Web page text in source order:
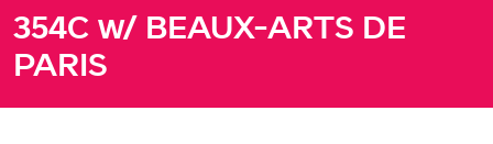
354C w/ BEAUX-ARTS DE
PARIS